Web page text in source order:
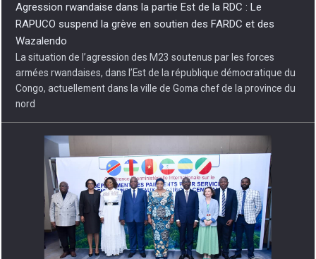
Agression rwandaise dans la partie Est de la RDC : Le
RAPUCO suspend la grève en soutien des FARDC et des
Wazalendo
La situation de l’agression des M23 soutenus par les forces
armées rwandaises, dans l’Est de la république démocratique du
Congo, actuellement dans la ville de Goma chef de la province du
nord